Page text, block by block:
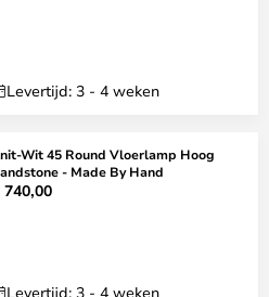
Levertijd: 3 - 4 weken
Wit 45 Round Vloerlamp Hoog
- Made By Hand
740,00
Levertijd: 3 - 4 weken